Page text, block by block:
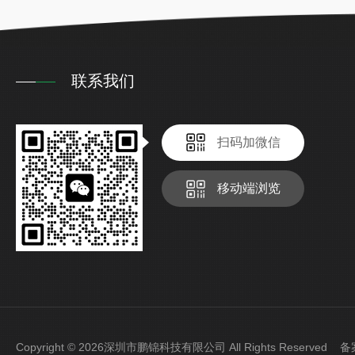
联系我们
扫码加微信
移动端浏览
Copyright © 2026深圳市鹏锦科技有限公司 All Rights Reserved 备